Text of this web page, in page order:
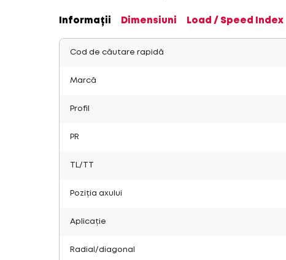
Informații Dimensiuni Load / Speed Index
Cod de căutare rapidă
Marcă
Profil
PR
TL/TT
Poziția axului
Aplicație
Radial/diagonal